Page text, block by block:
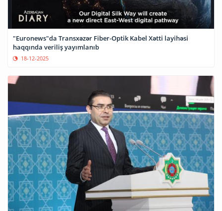
"Euronews"da Transxəzər Fiber-Optik Kabel Xətti layihəsi
haqqında veriliş yayımlanıb
18-12-2025